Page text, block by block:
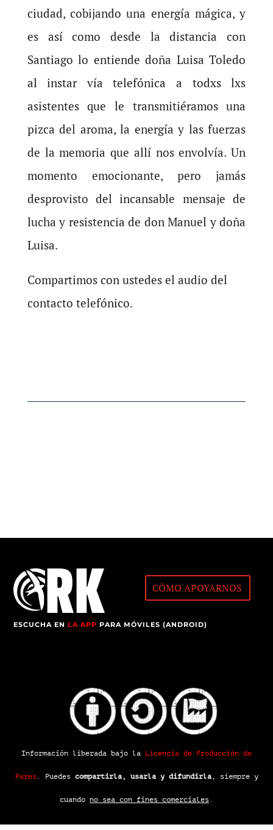
ciudad, cobijando una energía mágica, y
es así como desde la distancia con
Santiago lo entiende doña Luisa Toledo
al instar vía telefónica a todxs lxs
asistentes que le transmitiéramos una
pizca del aroma, la energía y las fuerzas
de la memoria que allí nos envolvía. Un
momento emocionante, pero jamás
desprovisto del incansable mensaje de
lucha y resistencia de don Manuel y doña
Luisa.
Compartimos con ustedes el audio del
contacto telefónico.
CÓMO APOYARNOS
ESCUCHA ENLA APP PARA MÓVILES (ANDROID)
Información liberada bajo la Licencia de Producción de
Pares. Puedes compartirla, usarla y difundirla, siempre y
cuando no sea con fines comerciales